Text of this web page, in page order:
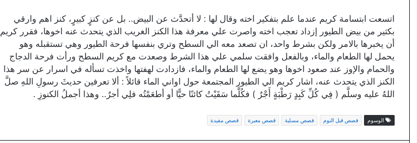
اتسعت ابتسامة كريم عندما علم بتفكير اخته وقال لها : لا أتحدَّث عن البيض.. بل عن كنزٍ كبيرٍ، كنز اهم وارقي
بكثير من بيض الطيور إزداد تعجب اخته واصرت علي معرفة هذا الكنز الغريب الذي يتحدث عنه اخوها، فقرر كريم
أن يخبرها بالامر ولكن بشرط واحد، ان تصعد معه الي السطح وتري بنفسها فرحة الطيور وهي تستقبله وهو
يحمل لها الطعام والماء، وبالفعل وافقت سلمي علي هذا الشرط وصعدت مع كريم السطح ورأت فرحة الدجاج
والحمام والإوز عند صعود اخوها وهو يضع لها الطعام والماء، فازدادت لهفتها واخذت تسأله في اسرار عن سر هذا
الكنز الذي يتحدث عنه، اشار كريم الي الطيور المجتمعة حول اواني الماء قائلاً : ألا تعرفين حديثَ رسولِ اللهِ صلَّ
اللهُ عليه وسلَّم ( فِي كُلِّ كَبِدٍ رَطْبَةٍ أَجْرٌ ) فكُلَّما سَقَيْتُ كائنًا حيًّا أو أطعَمْتُه فلِي أجرٌ.. وهذا أجملُ الكنوزِ .
الوسوم قصص قبل النوم قصص مسلية قصص معبرة قصص مفيدة